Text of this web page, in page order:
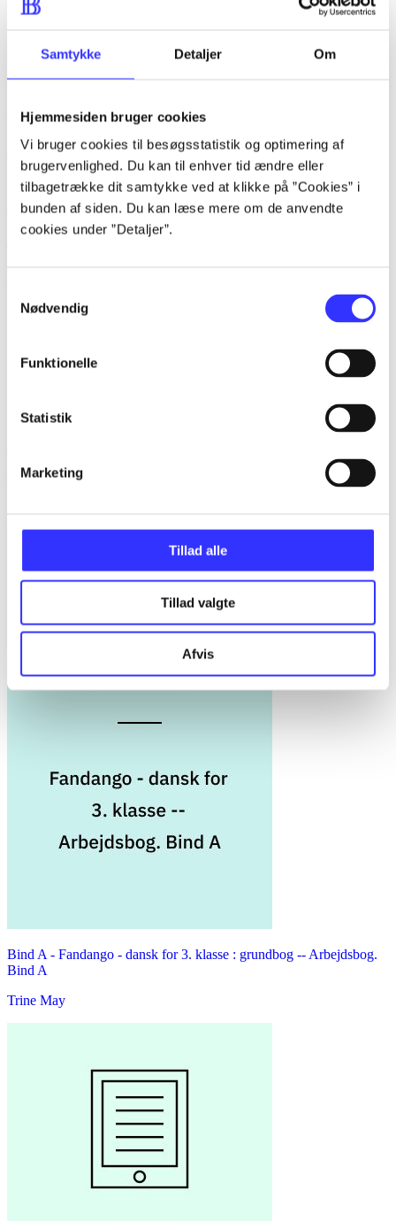
Samtykke Detaljer Om
Hjemmesiden bruger cookies
Vi bruger cookies til besøgsstatistik og optimering af
brugervenlighed. Du kan til enhver tid ændre eller
tilbagetrække dit samtykke ved at klikke på ”Cookies” i
bunden af siden. Du kan læse mere om de anvendte
cookies under ”Detaljer”.
Nødvendig
Funktionelle
Statistik
Marketing
Tillad alle
Tillad valgte
Afvis
lorem ipsum dolor sit amet ...
Tidsskrift
Artiklerne i handler ofte om
Artikler med samme emner
Fra
Artikler
Fandango - dansk for 3. klasse
Gå til serien
Bind A - Fandango - dansk for 3. klasse : grundbog -- Arbejdsbog.
Bind A
Trine May